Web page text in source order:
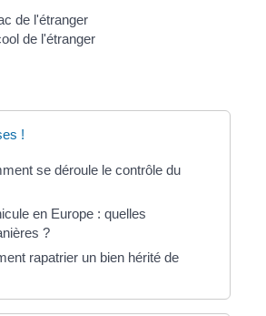
de l'étranger
de l'étranger
!
se déroule le contrôle du
en Europe : quelles
?
rapatrier un bien hérité de